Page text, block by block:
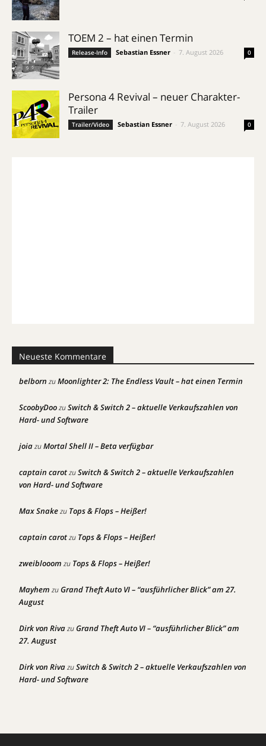
TOEM 2 – hat einen Termin
Release-Info Sebastian Essner 7. August 2026 0
Persona 4 Revival – neuer Charakter-
Trailer
Trailer/Video Sebastian Essner 7. August 2026 0
Neueste Kommentare
belborn zuMoonlighter 2: The Endless Vault – hat einen Termin
ScoobyDoozuSwitch & Switch 2 – aktuelle Verkaufszahlen von
Hard- und Software
joiazuMortal Shell II – Beta verfügbar
captain carotzuSwitch & Switch 2 – aktuelle Verkaufszahlen
von Hard- und Software
Max Snakezu Tops & Flops – Heißer!
captain carotzu Tops & Flops – Heißer!
zweiblooom zu Tops & Flops – Heißer!
Mayhem zuGrand Theft Auto VI – “ausführlicher Blick” am 27.
August
Dirk von RivazuGrand Theft Auto VI – “ausführlicher Blick” am
27. August
Dirk von RivazuSwitch & Switch 2 – aktuelle Verkaufszahlen von
Hard- und Software